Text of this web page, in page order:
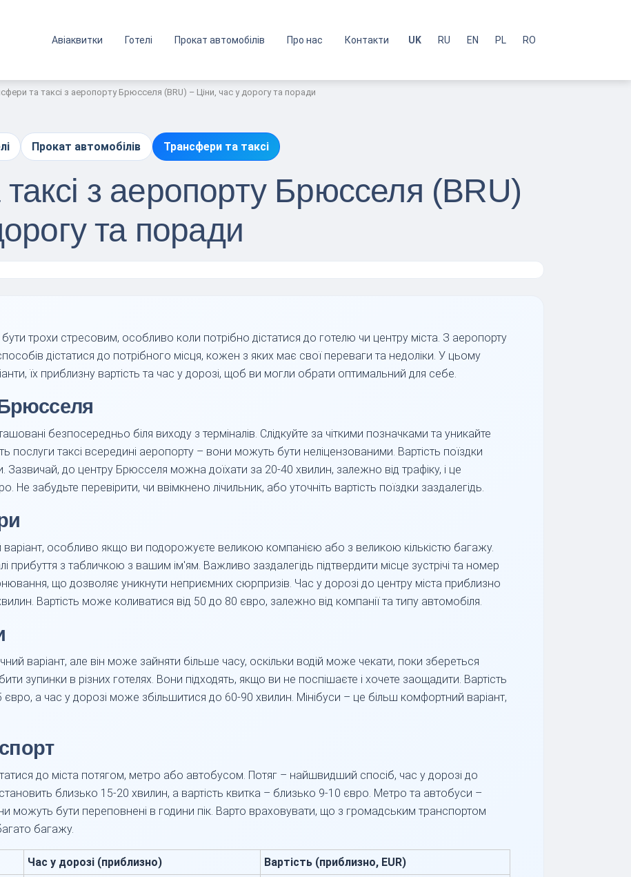
Авіаквитки Готелі Прокат автомобілів Про нас Контакти UK RU EN PL RO
та таксі з аеропорту Брюсселя (BRU) – Ціни, час у дорогу та поради
Прокат автомобілів Трансфери та таксі
з аеропорту Брюсселя (BRU)
та поради
трохи стресовим, особливо коли потрібно дістатися до готелю чи центру міста. З аеропорту
дістатися до потрібного місця, кожен з яких має свої переваги та недоліки. У цьому
їх приблизну вартість та час у дорозі, щоб ви могли обрати оптимальний для себе.
безпосередньо біля виходу з терміналів. Слідкуйте за чіткими позначками та уникайте
послуги таксі всередині аеропорту – вони можуть бути неліцензованими. Вартість поїздки
Зазвичай, до центру Брюсселя можна доїхати за 20-40 хвилин, залежно від трафіку, і це
забудьте перевірити, чи ввімкнено лічильник, або уточніть вартість поїздки заздалегідь.
особливо якщо ви подорожуєте великою компанією або з великою кількістю багажу.
прибуття з табличкою з вашим ім'ям. Важливо заздалегідь підтвердити місце зустрічі та номер
що дозволяє уникнути неприємних сюрпризів. Час у дорозі до центру міста приблизно
Вартість може коливатися від 50 до 80 євро, залежно від компанії та типу автомобіля.
варіант, але він може зайняти більше часу, оскільки водій може чекати, поки збереться
зупинки в різних готелях. Вони підходять, якщо ви не поспішаєте і хочете заощадити. Вартість
а час у дорозі може збільшитися до 60-90 хвилин. Мінібуси – це більш комфортний варіант,
до міста потягом, метро або автобусом. Потяг – найшвидший спосіб, час у дорозі до
близько 15-20 хвилин, а вартість квитка – близько 9-10 євро. Метро та автобуси –
можуть бути переповнені в години пік. Варто враховувати, що з громадським транспортом
багажу.
Час у дорозі (приблизно)
Вартість (приблизно, EUR)